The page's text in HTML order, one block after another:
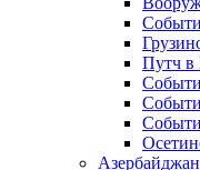
Путч в
Азербайджан